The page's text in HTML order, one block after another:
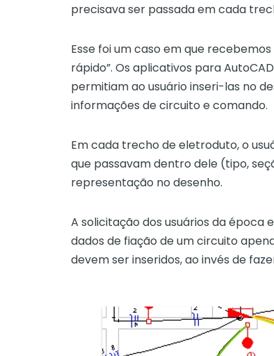
precisava ser passada em cada
Esse foi um caso em que
rápido”. Os aplicativos para
permitiam ao usuário inseri-las no
informações de circuito e comando.
Em cada trecho de eletroduto, o
que passavam dentro dele (tipo,
representação no desenho.
A solicitação dos usuários da época
dados de fiação de um circuito
devem ser inseridos, ao invés de